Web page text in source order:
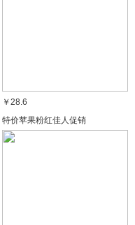
￥28.6
特价苹果粉红佳人促销